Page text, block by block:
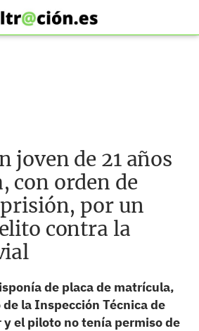
joven de 21 años
con orden de
por un
contra la
de placa de matrícula,
la Inspección Técnica de
y el piloto no tenía permiso de